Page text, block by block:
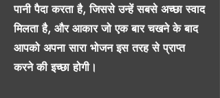
पानी पैदा करता है, जिससे उन्हें सबसे अच्छा स्वाद
मिलता है, और आकार जो एक बार चखने के बाद
आपको अपना सारा भोजन इस तरह से प्राप्त
करने की इच्छा होगी।